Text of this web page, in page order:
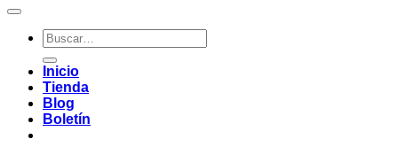
Buscar
por:
Inicio
Tienda
Blog
Boletín